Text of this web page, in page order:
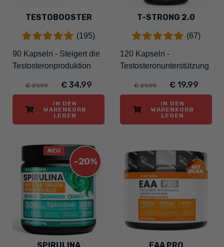
TESTOBOOSTER
(195)
90 Kapseln - Steigert die
Testosteronproduktion
€ 39,99 € 34,99
IN DEN
WARENKORB
LEGEN
T-STRONG 2.0
(67)
120 Kapseln -
Testosteronunterstützung
€ 29,99 € 19,99
IN DEN
WARENKORB
LEGEN
-20%
NEU